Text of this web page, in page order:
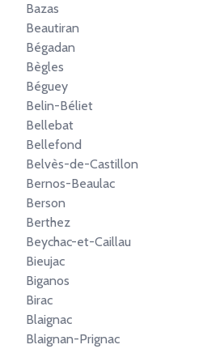
Bazas
Beautiran
Bégadan
Bègles
Béguey
Belin-Béliet
Bellebat
Bellefond
Belvès-de-Castillon
Bernos-Beaulac
Berson
Berthez
Beychac-et-Caillau
Bieujac
Biganos
Birac
Blaignac
Blaignan-Prignac